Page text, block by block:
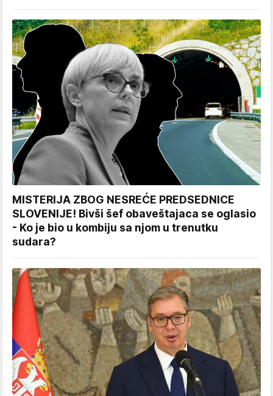
MISTERIJA ZBOG NESREĆE PREDSEDNICE
SLOVENIJE! Bivši šef obaveštajaca se oglasio
- Ko je bio u kombiju sa njom u trenutku
sudara?